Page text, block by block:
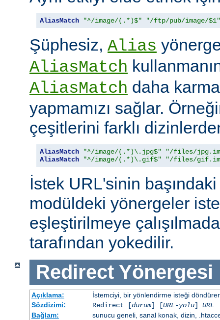
AliasMatch "^/image/(.*)$" "/ftp/pub/image/$1"
Şüphesiz, Alias
AliasMatch
AliasMatch daha
yapmamızı sağlar.
çeşitlerini farklı
AliasMatch "^/image/(.*)\.jpg$"
"/files/
AliasMatch
"^/image/(.*)\.gif$" "/files/
İstek URL'sinin
modüldeki yönergeler
eşleştirilmeye
tarafından yokedilir.
Redirect Yönergesi
Açıklama:
İstemciyi, bir yönlendirme isteği
Sözdizimi:
Redirect [durum] [URL-yolu] URL
Bağlam:
sunucu geneli, sanal konak, dizin,